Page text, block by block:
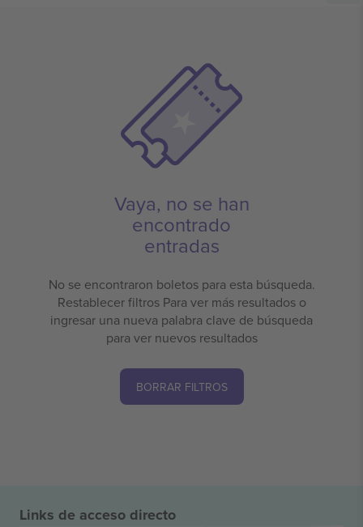
Vaya, no se han
encontrado
entradas
No se encontraron boletos para esta búsqueda.
Restablecer filtros Para ver más resultados o
ingresar una nueva palabra clave de búsqueda
para ver nuevos resultados
BORRAR FILTROS
Links de acceso directo